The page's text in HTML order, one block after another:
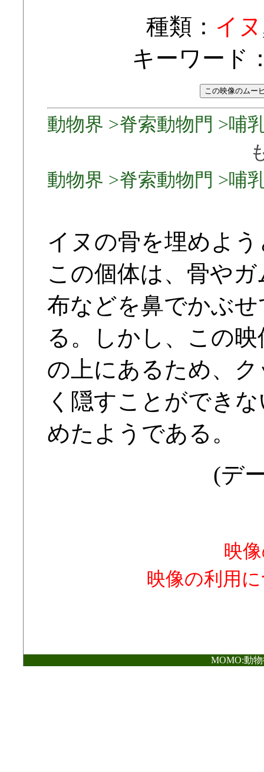
種類： イヌ
キーワード
動物界 >脊索動物門 >哺
動物界 >脊索動物門 >哺
イヌの骨を埋めよ
この個体は、骨や
布などを鼻でかぶ
る。しかし、この
の上にあるため、
く隠すことができ
めたようである。
(デ
映
映像の利用
MOMO:動